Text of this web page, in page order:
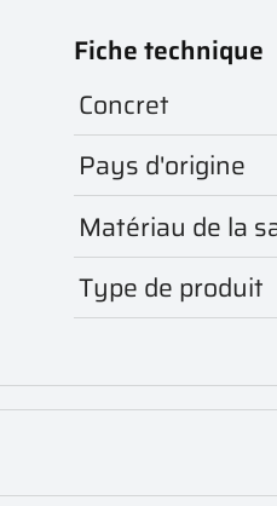
Fiche technique
Concret
Pays d'origine
Matériau de la
Type de produit